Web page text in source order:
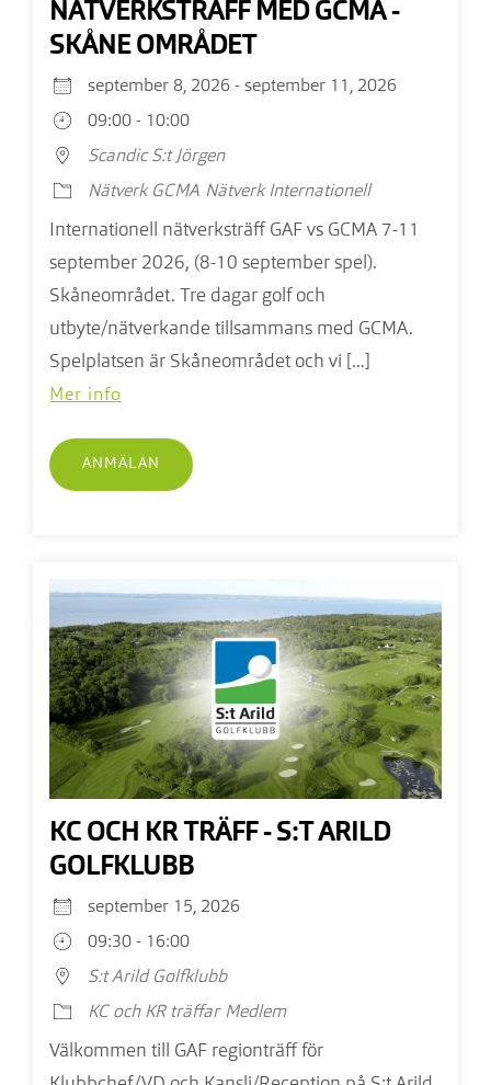
NÄTVERKSTRÄFF MED GCMA -
SKÅNE OMRÅDET
september 8, 2026 - september 11, 2026
09:00 - 10:00
Scandic S:t Jörgen
Nätverk GCMA Nätverk Internationell
Internationell nätverksträff GAF vs GCMA 7-11
september 2026, (8-10 september spel).
Skåneområdet. Tre dagar golf och
utbyte/nätverkande tillsammans med GCMA.
Spelplatsen är Skåneområdet och vi [...]
Mer info
ANMÄLAN
KC OCH KR TRÄFF - S:T ARILD
GOLFKLUBB
september 15, 2026
09:30 - 16:00
S:t Arild Golfklubb
KC och KR träffar Medlem
Välkommen till GAF regionträff för